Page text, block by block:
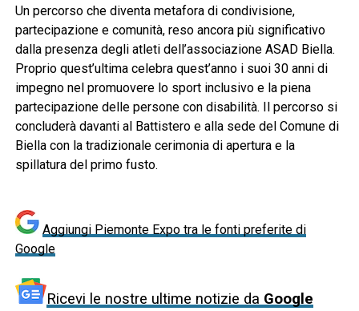
Un percorso che diventa metafora di condivisione,
partecipazione e comunità, reso ancora più significativo
dalla presenza degli atleti dell’associazione ASAD Biella.
Proprio quest’ultima celebra quest’anno i suoi 30 anni di
impegno nel promuovere lo sport inclusivo e la piena
partecipazione delle persone con disabilità. Il percorso si
concluderà davanti al Battistero e alla sede del Comune di
Biella con la tradizionale cerimonia di apertura e la
spillatura del primo fusto.
Aggiungi Piemonte Expo tra le fonti preferite di
Google
Ricevi le nostre ultime notizie da Google